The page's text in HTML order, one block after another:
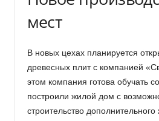
мест
В новых цехах планируется
древесных плит с компанией
этом компания готова обучать
построили жилой дом с
строительство